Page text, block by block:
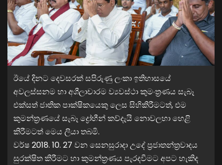
ඊයේ දිනට දෙවසරක් සපිරුණු ලංකා ඉතිහාසයේ
අවලස්සනම හා අශීලාචාරම ව්‍යවස්ථා කුමංත්‍රණය සැබෑ
එක්සත් ජාතික පාක්ෂිකයෙකු ලෙස සිහිකිරීමටත්, එම
කුමන්ත්‍රණයේ සැබෑ ද්‍රෝහීන් කව්දැයි නොවලහා හෙළි
කිරීමටත් මෙය ලියා තබමි.
වර්ෂ 2018. 10. 27 වන සෙනසුරාදා උදේ ප්‍රජාතන්ත්‍රවාදය
සුරක්ෂිත කිරීමට හා කුමන්ත්‍රණය පැරදවීමට අපට හැකිද